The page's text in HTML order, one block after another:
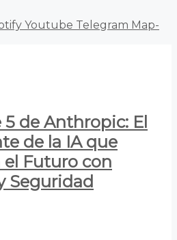
Youtube Telegram Map-
de Anthropic: El
de la IA que
Futuro con
Seguridad